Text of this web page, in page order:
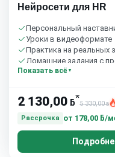
Нейросети для HR
Персональный
Уроки в видеоформате
Практика на реальных
Домашние задания с
Бесплатный пробный
Показать всё
2 130,00 ƃ*
5 330,00ƃ
Рассрочка
от 178,00 ƃ/